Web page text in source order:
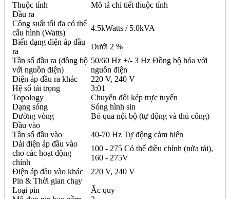
Thuộc tính
Mô tả chi tiết thuộc tính
Đầu ra
Công suất tối đa có thể
cấu hình (Watts)
4.5kWatts / 5.0kVA
Biến dạng điện áp đầu
ra
Dưới 2 %
Tần số đầu ra (đồng bộ
với nguồn điện)
50/60 Hz +/- 3 Hz Đồng bộ hóa với
nguồn điện
Điện áp đầu ra khác
220 V, 240 V
Hệ số tải trọng
3:01
Topology
Chuyển đổi kép trực tuyến
Dạng sóng
Sóng hình sin
Đường vòng
Bỏ qua nội bộ (tự động và thủ công)
Đầu vào
Tần số đầu vào
40-70 Hz Tự động cảm biến
Dải điện áp đầu vào
cho các hoạt động
chính
100 - 275 Có thể điều chỉnh (nửa tải),
160 - 275V
Điện áp đầu vào khác
220 V, 240 V
Pin & Thời gian chạy
Loại pin
Ắc quy